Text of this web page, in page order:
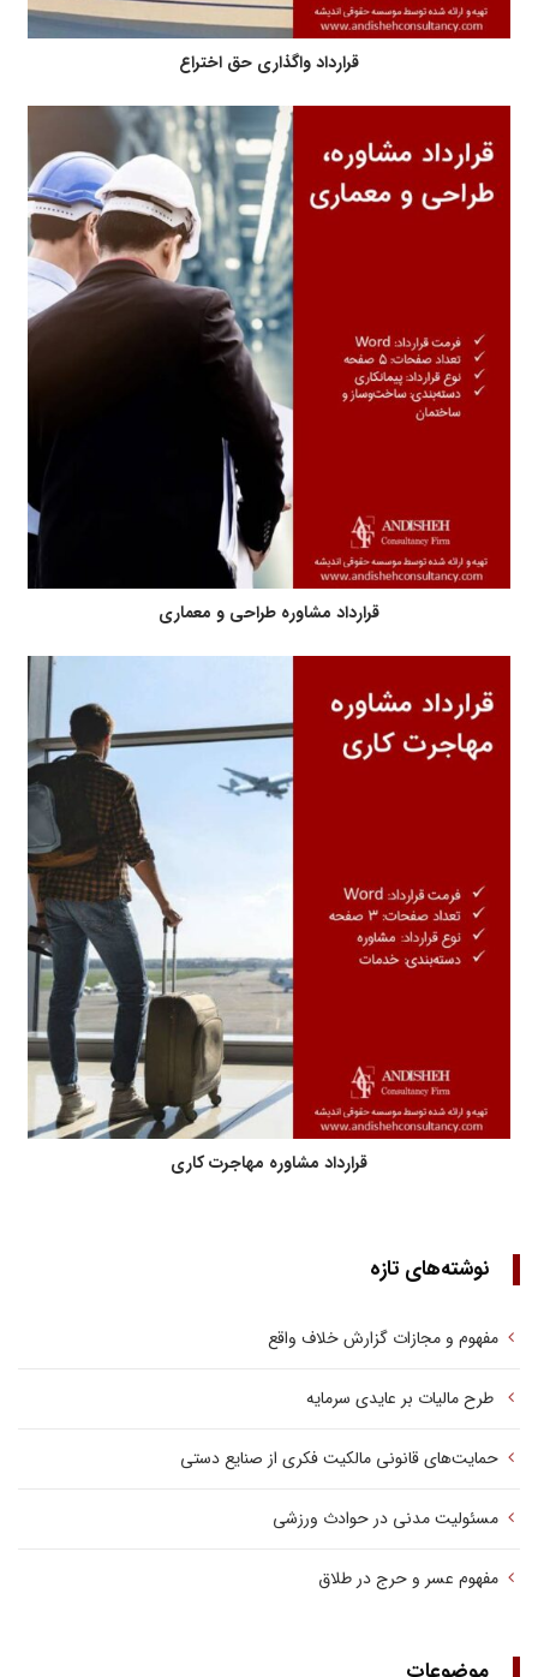
قرارداد واگذاری حق اختراع
قرارداد مشاوره طراحی و معماری
قرارداد مشاوره مهاجرت کاری
نوشته‌های تازه
مفهوم و مجازات گزارش خلاف واقع
طرح مالیات بر عایدی سرمایه
حمایت‌های قانونی مالکیت فکری از صنایع دستی
مسئولیت مدنی در حوادث ورزشی
مفهوم عسر و حرج در طلاق